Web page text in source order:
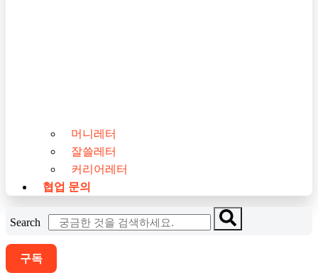
머니레터
잘쓸레터
커리어레터
협업 문의
Search
구독